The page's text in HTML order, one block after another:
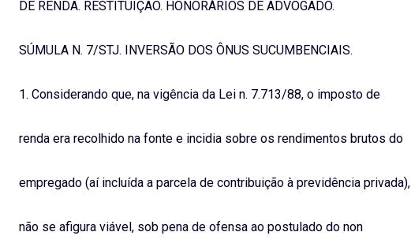
DE RENDA. RESTITUIÇÃO. HONORÁRIOS DE ADVOGADO.
SÚMULA N. 7/STJ. INVERSÃO DOS ÔNUS SUCUMBENCIAIS.
1. Considerando que, na vigência da Lei n. 7.713/88, o imposto de
renda era recolhido na fonte e incidia sobre os rendimentos brutos do
empregado (aí incluída a parcela de contribuição à previdência privada),
não se afigura viável, sob pena de ofensa ao postulado do non